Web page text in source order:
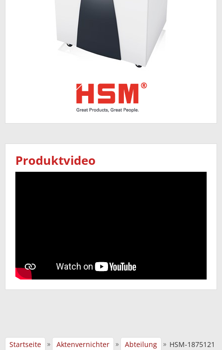
Produktvideo
Startseite » Aktenvernichter » Abteilung » HSM-1875121